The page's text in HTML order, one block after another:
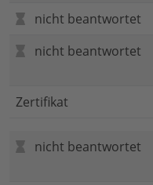
nicht beantwortet
nicht beantwortet
Zertifikat
nicht beantwortet